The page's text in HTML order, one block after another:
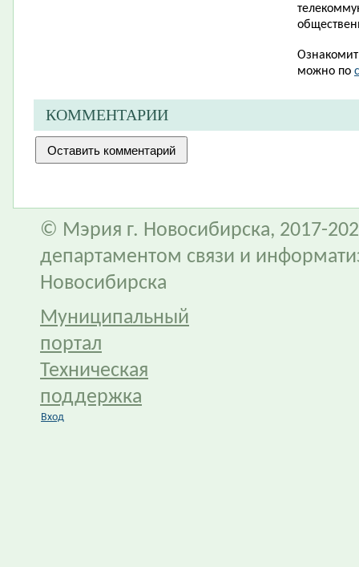
можно по
КОММЕНТАРИИ
© Мэрия г. Новосибирска, 2017-
департаментом связи и
Новосибирска
Муниципальный
портал
Техническая
поддержка
Вход